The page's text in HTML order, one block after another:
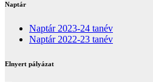
Naptár
Naptár 2023-24 tanév
Naptár 2022-23 tanév
Elnyert pályázat